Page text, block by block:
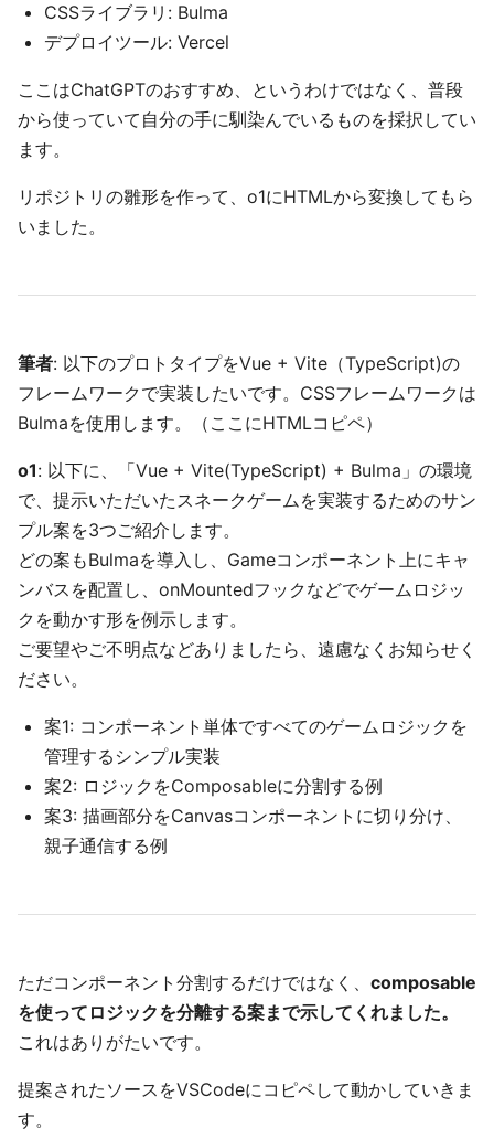
CSSライブラリ: Bulma
デプロイツール: Vercel
ここはChatGPTのおすすめ、というわけではなく、普段
から使っていて自分の手に馴染んでいるものを採択してい
ます。
リポジトリの雛形を作って、o1にHTMLから変換してもら
いました。
筆者: 以下のプロトタイプをVue + Vite（TypeScript)の
フレームワークで実装したいです。CSSフレームワークは
Bulmaを使用します。（ここにHTMLコピペ）
o1: 以下に、「Vue + Vite(TypeScript) + Bulma」の環境
で、提示いただいたスネークゲームを実装するためのサン
プル案を3つご紹介します。
どの案もBulmaを導入し、Gameコンポーネント上にキャ
ンバスを配置し、onMountedフックなどでゲームロジッ
クを動かす形を例示します。
ご要望やご不明点などありましたら、遠慮なくお知らせく
ださい。
案1: コンポーネント単体ですべてのゲームロジックを
管理するシンプル実装
案2: ロジックをComposableに分割する例
案3: 描画部分をCanvasコンポーネントに切り分け、
親子通信する例
ただコンポーネント分割するだけではなく、 composable
を使ってロジックを分離する案まで示してくれました。
これはありがたいです。
提案されたソースをVSCodeにコピペして動かしていきま
す。